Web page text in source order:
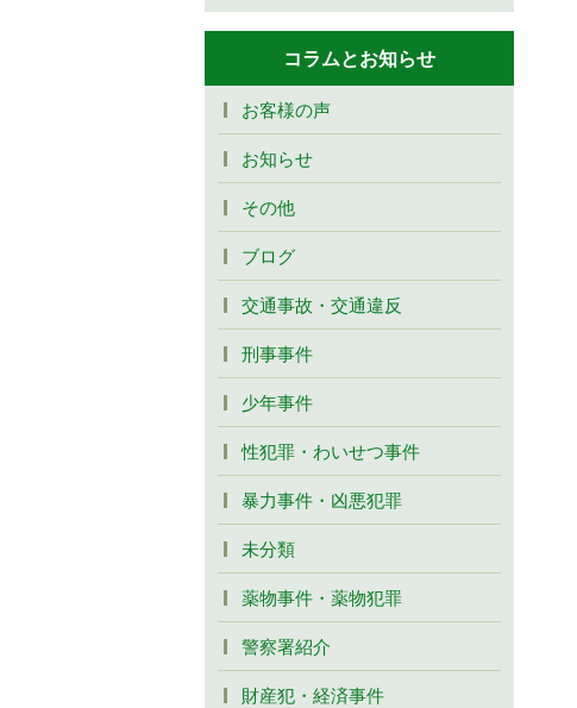
コラムとお知らせ
お客様の声
お知らせ
その他
ブログ
交通事故・交通違反
刑事事件
少年事件
性犯罪・わいせつ事件
暴力事件・凶悪犯罪
未分類
薬物事件・薬物犯罪
警察署紹介
財産犯・経済事件